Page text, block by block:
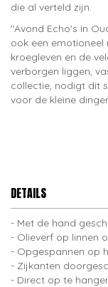
die al verteld zijn.
"Avond Echo's in
ook een emotioneel
kroegleven en de
verborgen liggen,
collectie, nodigt dit
voor de kleine
DETAILS
Met de hand
Olieverf op linnen
Opgespannen op
Zijkanten
Direct op te